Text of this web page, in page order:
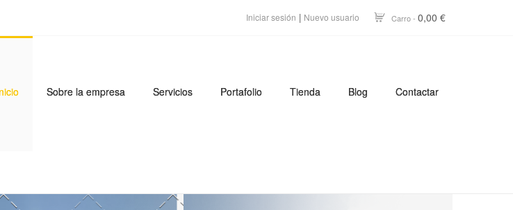
Carro - 0,00 €
Iniciar sesión | Nuevo usuario
Sobre la empresa Servicios Portafolio Tienda Blog Contactar